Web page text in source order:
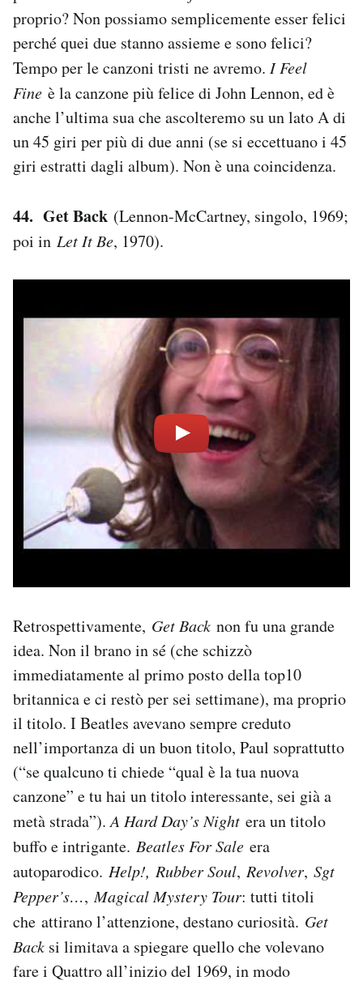
proprio? Non possiamo semplicemente esser felici
perché quei due stanno assieme e sono felici?
Tempo per le canzoni tristi ne avremo. I Feel
Fine è la canzone più felice di John Lennon, ed è
anche l’ultima sua che ascolteremo su un lato A di
un 45 giri per più di due anni (se si eccettuano i 45
giri estratti dagli album). Non è una coincidenza.
44. Get Back (Lennon-McCartney, singolo, 1969;
poi in Let It Be, 1970).
Retrospettivamente, Get Back non fu una grande
idea. Non il brano in sé (che schizzò
immediatamente al primo posto della top10
britannica e ci restò per sei settimane), ma proprio
il titolo. I Beatles avevano sempre creduto
nell’importanza di un buon titolo, Paul soprattutto
(“se qualcuno ti chiede “qual è la tua nuova
canzone” e tu hai un titolo interessante, sei già a
metà strada”).A Hard Day’s Night era un titolo
buffo e intrigante. Beatles For Sale era
autoparodico. Help!, Rubber Soul, Revolver, Sgt
Pepper’s…,Magical Mystery Tour: tutti titoli
che attirano l’attenzione, destano curiosità. Get
Back si limitava a spiegare quello che volevano
fare i Quattro all’inizio del 1969, in modo